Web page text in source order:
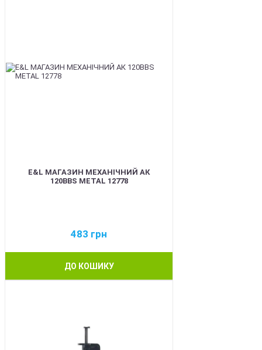
E&L МАГАЗИН МЕХАНІЧНИЙ АК
120BBS METAL 12778
483 грн
ДО КОШИКУ